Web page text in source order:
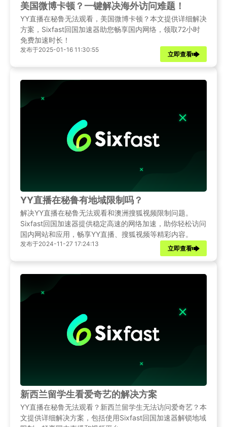
美国微博卡顿？一键解决海外访问难题！
YY直播在秘鲁无法观看，美国微博卡顿？本文提供详细解决
方案，Sixfast回国加速器助您畅享国内网络，领取72小时
免费加速时长！
发布于2025-01-16 11:30:55
立即查看
YY直播在秘鲁有地域限制吗？
解决YY直播在秘鲁无法观看和澳洲搜狐视频限制问题。
Sixfast回国加速器提供稳定高速的网络加速，助你轻松访问
国内网站和应用，畅享YY直播、搜狐视频等精彩内容。
发布于2024-11-27 17:24:13
立即查看
新西兰留学生看爱奇艺的解决方案
YY直播在秘鲁无法观看？新西兰留学生无法访问爱奇艺？本
文提供详细解决方案，包括使用Sixfast回国加速器解锁地域